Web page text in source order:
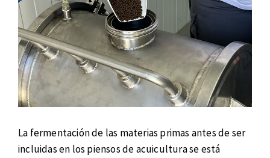
La fermentación de las materias primas antes de ser
incluidas en los piensos de acuicultura se está